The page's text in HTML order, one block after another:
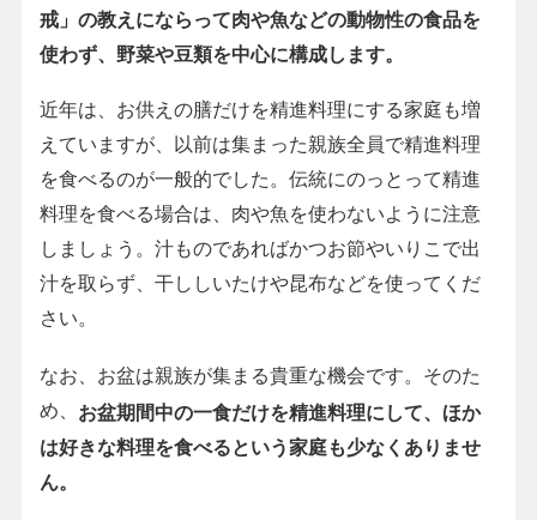
戒」の教えにならって肉や魚などの動物性の食品を
使わず、野菜や豆類を中心に構成します。
近年は、お供えの膳だけを精進料理にする家庭も増
えていますが、以前は集まった親族全員で精進料理
を食べるのが一般的でした。伝統にのっとって精進
料理を食べる場合は、肉や魚を使わないように注意
しましょう。汁ものであればかつお節やいりこで出
汁を取らず、干ししいたけや昆布などを使ってくだ
さい。
なお、お盆は親族が集まる貴重な機会です。そのた
め、 お盆期間中の一食だけを精進料理にして、ほか
は好きな料理を食べるという家庭も少なくありませ
ん。